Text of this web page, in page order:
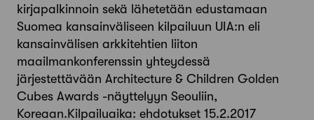
kirjapalkinnoin sekä lähetetään edustamaan
Suomea kansainväliseen kilpailuun UIA:n eli
kansainvälisen arkkitehtien liiton
maailmankonferenssin yhteydessä
järjestettävään Architecture & Children Golden
Cubes Awards -näyttelyyn Seouliin,
Koreaan.Kilpailuaika: ehdotukset 15.2.2017